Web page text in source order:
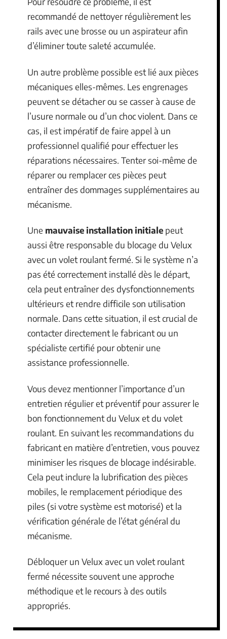
recommandé de nettoyer régulièrement les
rails avec une brosse ou un aspirateur afin
d’éliminer toute saleté accumulée.
Un autre problème possible est lié aux pièces
mécaniques elles-mêmes. Les engrenages
peuvent se détacher ou se casser à cause de
l’usure normale ou d’un choc violent. Dans ce
cas, il est impératif de faire appel à un
professionnel qualifié pour effectuer les
réparations nécessaires. Tenter soi-même de
réparer ou remplacer ces pièces peut
entraîner des dommages supplémentaires au
mécanisme.
Une mauvaise installation initiale peut
aussi être responsable du blocage du Velux
avec un volet roulant fermé. Si le système n’a
pas été correctement installé dès le départ,
cela peut entraîner des dysfonctionnements
ultérieurs et rendre difficile son utilisation
normale. Dans cette situation, il est crucial de
contacter directement le fabricant ou un
spécialiste certifié pour obtenir une
assistance professionnelle.
Vous devez mentionner l’importance d’un
entretien régulier et préventif pour assurer le
bon fonctionnement du Velux et du volet
roulant. En suivant les recommandations du
fabricant en matière d’entretien, vous pouvez
minimiser les risques de blocage indésirable.
Cela peut inclure la lubrification des pièces
mobiles, le remplacement périodique des
piles (si votre système est motorisé) et la
vérification générale de l’état général du
mécanisme.
Débloquer un Velux avec un volet roulant
fermé nécessite souvent une approche
méthodique et le recours à des outils
appropriés.